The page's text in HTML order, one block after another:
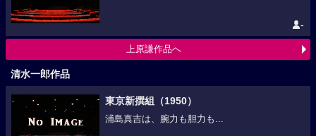
-
上原謙作品へ
清水一郎作品
東京新撰組（1950）
浦島真吉は、腕力も胆力も...